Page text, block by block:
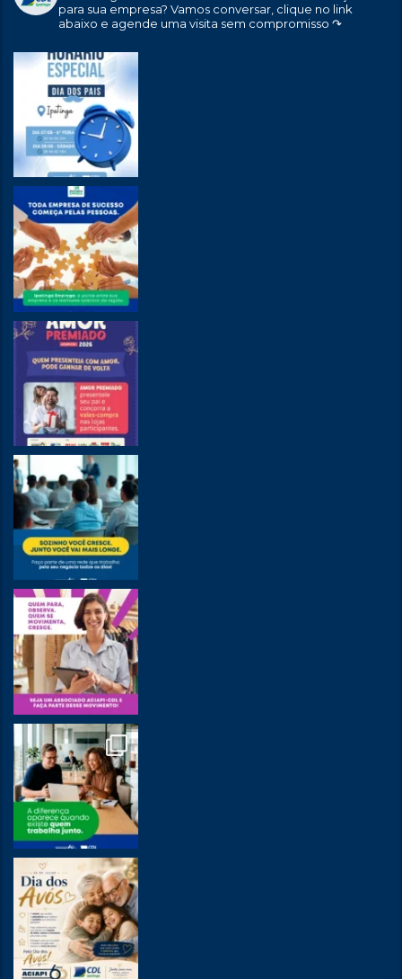
para sua empresa? Vamos conversar, clique no link
abaixo e agende uma visita sem compromisso ↷